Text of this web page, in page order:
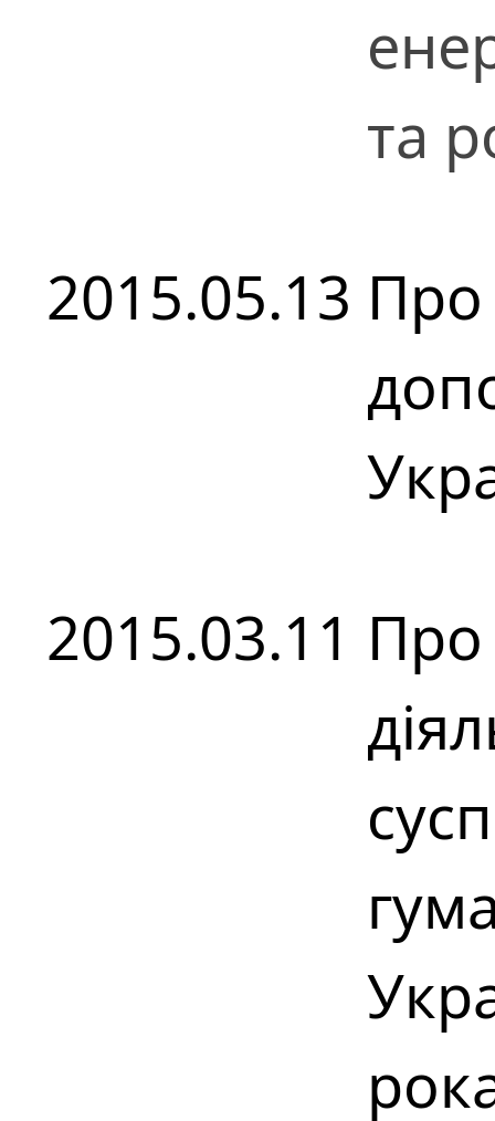
та
2015.05.13 Про
2015.03.11 Про